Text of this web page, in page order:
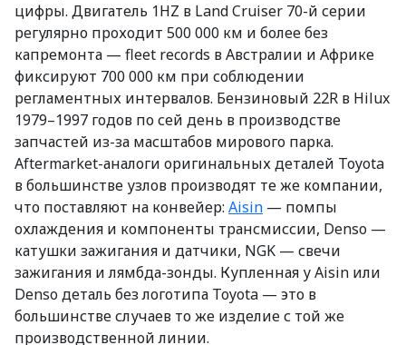
цифры. Двигатель 1HZ в Land Cruiser 70-й серии
регулярно проходит 500 000 км и более без
капремонта — fleet records в Австралии и Африке
фиксируют 700 000 км при соблюдении
регламентных интервалов. Бензиновый 22R в Hilux
1979–1997 годов по сей день в производстве
запчастей из-за масштабов мирового парка.
Aftermarket-аналоги оригинальных деталей Toyota
в большинстве узлов производят те же компании,
что поставляют на конвейер: Aisin — помпы
охлаждения и компоненты трансмиссии, Denso —
катушки зажигания и датчики, NGK — свечи
зажигания и лямбда-зонды. Купленная у Aisin или
Denso деталь без логотипа Toyota — это в
большинстве случаев то же изделие с той же
производственной линии.